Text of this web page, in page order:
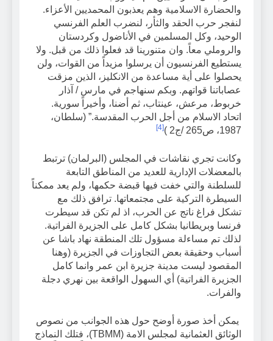
والحضارة الاسلامية وهم يعذبون المحمديين الأعزاء.
لنفجر حرب الحقد والثأر، لنضرب العلم الفرنسي
الوحيد، وكل المسلمين في الأناضول وكردستان
والروملي معاً. وان متنورينا قد فعلوا ذلك من قبل. ولا
يستطيع الفرنسيون أن يرسلوا مزيداً من القوات، ولن
يحصلوا على أية مساعدة من الانكليز، الذين مزقت
عصاباتنا قواتهم. وبكم سنهاجم في مارس / آذار
خربوط، مرعش، عينتاب، ثم أضنا، وأخيراً سورية.
اتحاد الاسلام من أجل الحرب المقدسة.” (سلطان،
1987، ص265 /ج2 )
[4]
وكانت تجري نقاشات في المجلس (البرلمان) ترتبط
بالمعضلات الإدارية للعديد من المناطق التابعة
للسلطنة والتي خفت فيها قبضة حكمها، ولم يعد ممكناً
السيطرة التركية على مجتمعاتها. ترافق ذلك مع
تشكل فراغ ناتج عن الحرب، اذ لم تكن قد سيطرت
فرنسا وبريطانيا بشكل كامل على الجزيرة الفراتية.
لذلك تم مساءلة مسؤول تلك المنطقة نهاد باشا عن
أسباب وحقيقة بعض التجاوزات في الجزيرة (وهنا
المقصود ليست مدينة جزيرة ابن عمر وانما كامل
الجزيرة الفراتية) أي السهول الواقعة بين نهري دجلة
والفرات.
يمكن أخذ صورة أوضح حول هذه الجوانب من نصوص
الوثائق العثمانية لمجلس الامة (TBMM)، فتلك النماذج